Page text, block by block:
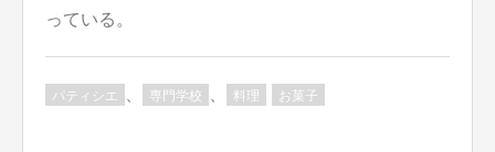
っている。
パティシエ 専門学校 料理 お菓子